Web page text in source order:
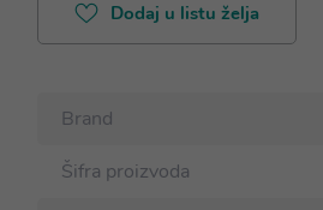
Dodaj u listu želja
Brand
Šifra proizvoda